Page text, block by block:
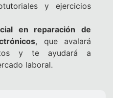
y ejercicios
en reparación de
, que avalará
y te ayudará a
laboral.